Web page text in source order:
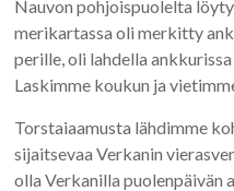
Nauvon pohjoispuolelta
merikartassa oli merkitty
perille, oli lahdella
Laskimme koukun ja
Torstaiaamusta lähdimme
sijaitsevaa Verkanin
olla Verkanilla puolenpäivän